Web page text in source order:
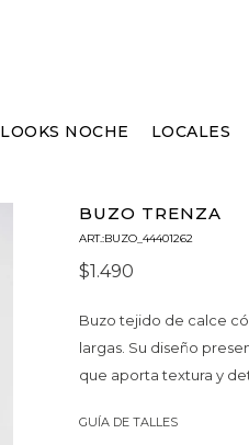
LOOKS NOCHE LOCALES
BUZO TRENZA
BUZO_44401262
$1.490
Buzo tejido de calce
largas. Su diseño
que aporta textura y
GUÍA DE TALLES